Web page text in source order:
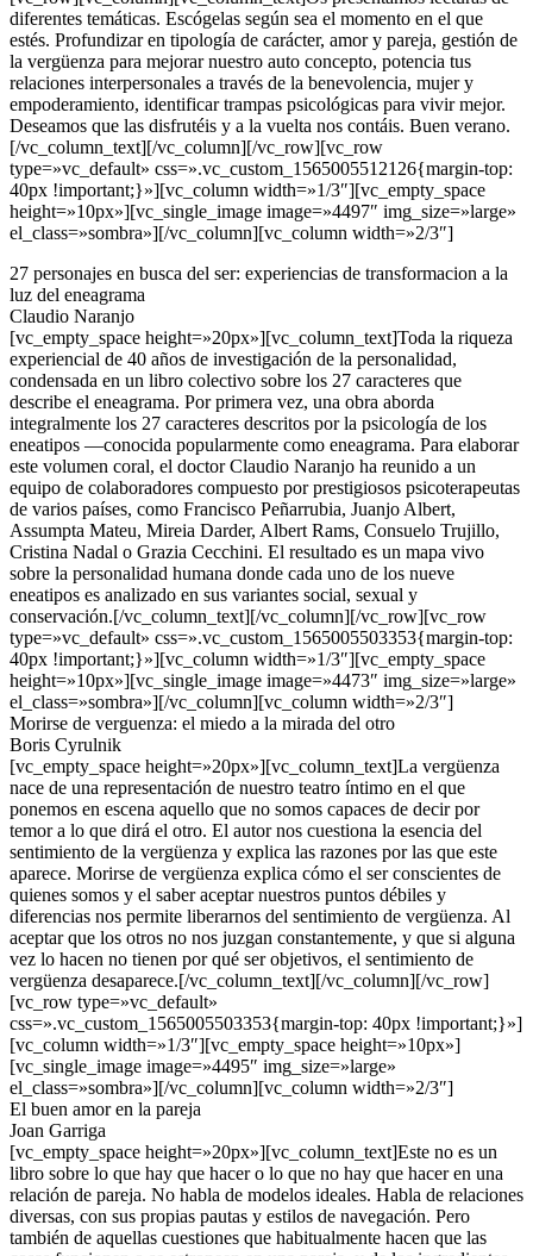
diferentes temáticas. Escógelas según sea el momento en el que
estés. Profundizar en tipología de carácter, amor y pareja, gestión de
la vergüenza para mejorar nuestro auto concepto, potencia tus
relaciones interpersonales a través de la benevolencia, mujer y
empoderamiento, identificar trampas psicológicas para vivir mejor.
Deseamos que las disfrutéis y a la vuelta nos contáis. Buen verano.
[/vc_column_text][/vc_column][/vc_row][vc_row
type=»vc_default» css=».vc_custom_1565005512126{margin-top:
40px !important;}»][vc_column width=»1/3″][vc_empty_space
height=»10px»][vc_single_image image=»4497″ img_size=»large»
el_class=»sombra»][/vc_column][vc_column width=»2/3″]
27 personajes en busca del ser: experiencias de transformacion a la
luz del eneagrama
Claudio Naranjo
[vc_empty_space height=»20px»][vc_column_text]Toda la riqueza
experiencial de 40 años de investigación de la personalidad,
condensada en un libro colectivo sobre los 27 caracteres que
describe el eneagrama. Por primera vez, una obra aborda
integralmente los 27 caracteres descritos por la psicología de los
eneatipos —conocida popularmente como eneagrama. Para elaborar
este volumen coral, el doctor Claudio Naranjo ha reunido a un
equipo de colaboradores compuesto por prestigiosos psicoterapeutas
de varios países, como Francisco Peñarrubia, Juanjo Albert,
Assumpta Mateu, Mireia Darder, Albert Rams, Consuelo Trujillo,
Cristina Nadal o Grazia Cecchini. El resultado es un mapa vivo
sobre la personalidad humana donde cada uno de los nueve
eneatipos es analizado en sus variantes social, sexual y
conservación.[/vc_column_text][/vc_column][/vc_row][vc_row
type=»vc_default» css=».vc_custom_1565005503353{margin-top:
40px !important;}»][vc_column width=»1/3″][vc_empty_space
height=»10px»][vc_single_image image=»4473″ img_size=»large»
el_class=»sombra»][/vc_column][vc_column width=»2/3″]
Morirse de verguenza: el miedo a la mirada del otro
Boris Cyrulnik
[vc_empty_space height=»20px»][vc_column_text]La vergüenza
nace de una representación de nuestro teatro íntimo en el que
ponemos en escena aquello que no somos capaces de decir por
temor a lo que dirá el otro. El autor nos cuestiona la esencia del
sentimiento de la vergüenza y explica las razones por las que este
aparece. Morirse de vergüenza explica cómo el ser conscientes de
quienes somos y el saber aceptar nuestros puntos débiles y
diferencias nos permite liberarnos del sentimiento de vergüenza. Al
aceptar que los otros no nos juzgan constantemente, y que si alguna
vez lo hacen no tienen por qué ser objetivos, el sentimiento de
vergüenza desaparece.[/vc_column_text][/vc_column][/vc_row]
[vc_row type=»vc_default»
css=».vc_custom_1565005503353{margin-top: 40px !important;}»]
[vc_column width=»1/3″][vc_empty_space height=»10px»]
[vc_single_image image=»4495″ img_size=»large»
el_class=»sombra»][/vc_column][vc_column width=»2/3″]
El buen amor en la pareja
Joan Garriga
[vc_empty_space height=»20px»][vc_column_text]Este no es un
libro sobre lo que hay que hacer o lo que no hay que hacer en una
relación de pareja. No habla de modelos ideales. Habla de relaciones
diversas, con sus propias pautas y estilos de navegación. Pero
también de aquellas cuestiones que habitualmente hacen que las